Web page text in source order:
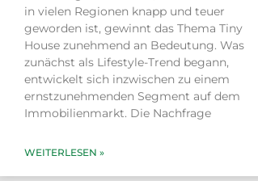
in vielen Regionen knapp und teuer
geworden ist, gewinnt das Thema Tiny
House zunehmend an Bedeutung. Was
zunächst als Lifestyle-Trend begann,
entwickelt sich inzwischen zu einem
ernstzunehmenden Segment auf dem
Immobilienmarkt. Die Nachfrage
WEITERLESEN »